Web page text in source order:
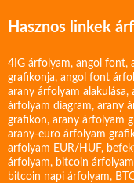
Hasznos linkek
4IG árfolyam, angol font,
grafikonja, angol font
arany árfolyam alakulása,
árfolyam diagram, arany
grafikon, arany árfolyam
arany-euro árfolyam
arfolyam EUR/HUF,
árfolyam, bitcoin
bitcoin napi árfolyam,